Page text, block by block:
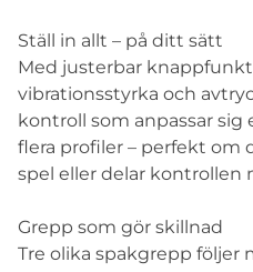
Ställ in allt – på ditt sätt
Med justerbar
vibrationsstyrka och
kontroll som anpassar sig
flera profiler – perfekt om
spel eller delar kontrollen
Grepp som gör skillnad
Tre olika spakgrepp följer